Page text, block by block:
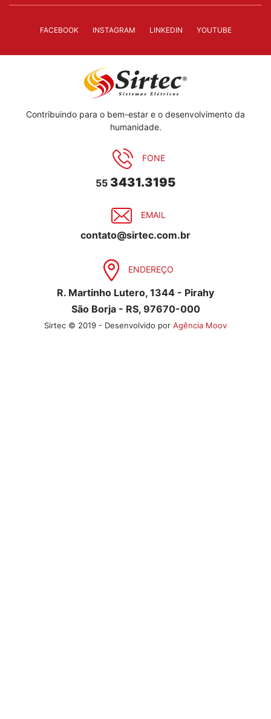
FACEBOOK INSTAGRAM LINKEDIN YOUTUBE
Contribuindo para o bem-estar e o desenvolvimento da
humanidade.
FONE
55 3431.3195
EMAIL
contato@sirtec.com.br
ENDEREÇO
R. Martinho Lutero, 1344 - Pirahy
São Borja - RS, 97670-000
Sirtec © 2019 - Desenvolvido por Agência Moov